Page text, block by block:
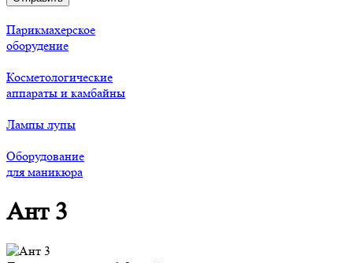
Парикмахерское
оборудение
Косметологические
аппараты и камбайны
Лампы лупы
Оборудование
для маникюра
Ант 3